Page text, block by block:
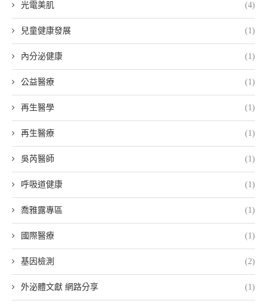
光電美肌 (4)
兒童健康發展 (1)
內分泌健康 (1)
公益醫療 (1)
再生醫學 (1)
再生醫療 (1)
吳芮醫師 (1)
呼吸道健康 (1)
喬雅露專區 (1)
國際醫療 (1)
基因檢測 (2)
外泌體文獻 網路分享 (1)